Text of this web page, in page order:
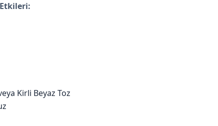
Kirli Beyaz Toz